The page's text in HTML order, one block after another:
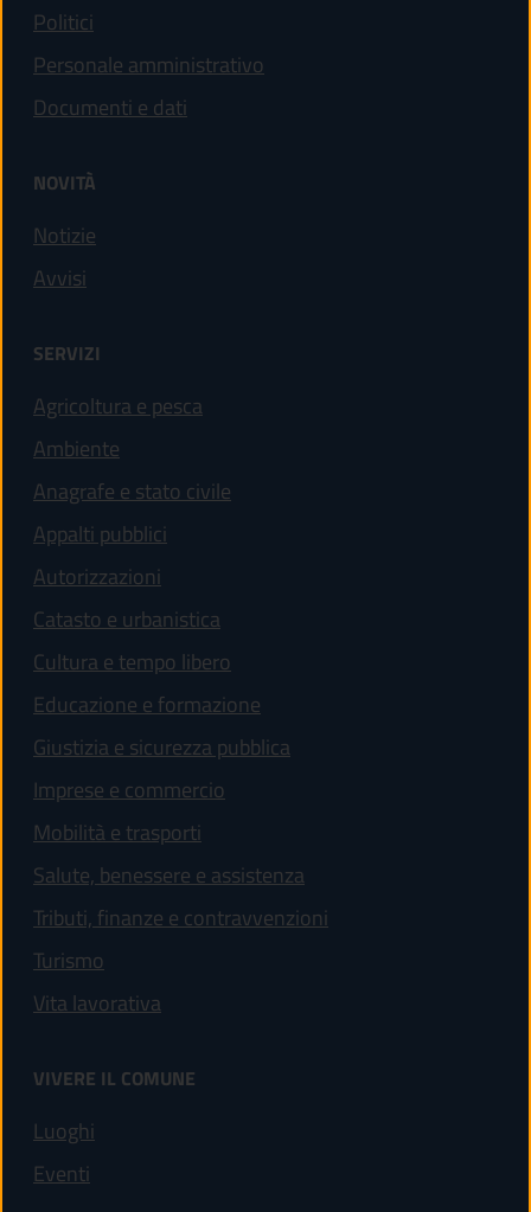
Politici
Personale amministrativo
Documenti e dati
NOVITÀ
Notizie
Avvisi
SERVIZI
Agricoltura e pesca
Ambiente
Anagrafe e stato civile
Appalti pubblici
Autorizzazioni
Catasto e urbanistica
Cultura e tempo libero
Educazione e formazione
Giustizia e sicurezza pubblica
Imprese e commercio
Mobilità e trasporti
Salute, benessere e assistenza
Tributi, finanze e contravvenzioni
Turismo
Vita lavorativa
VIVERE IL COMUNE
Luoghi
Eventi